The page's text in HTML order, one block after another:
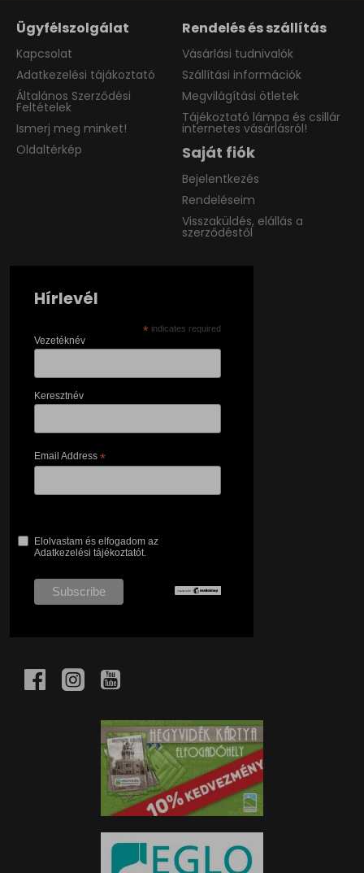
Ügyfélszolgálat
Kapcsolat
Adatkezelési tájákoztató
Általános Szerződési
Feltételek
Ismerj meg minket!
Oldaltérkép
Rendelés és szállítás
Vásárlási tudnivalók
Szállítási információk
Megvilágítási ötletek
Tájékoztató lámpa és csillár
internetes vásárlásról!
Saját fiók
Bejelentkezés
Rendeléseim
Visszaküldés, elállás a
szerződéstől
Hírlevél
* indicates required
Vezetéknév
Keresztnév
Email Address *
Elolvastam és elfogadom az
Adatkezelési tájékoztatót.